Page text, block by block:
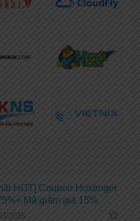
HOT] Coupon Hostinger
Mã giảm giá 15%
2035